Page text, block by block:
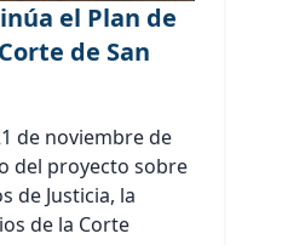
el Plan de
de San
de noviembre de
del proyecto sobre
de Justicia, la
de la Corte